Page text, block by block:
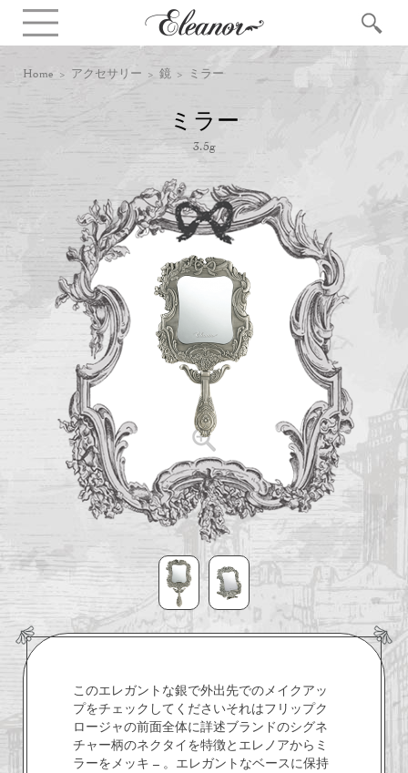
Home > アクセサリー > 鏡 > ミラー
ミラー
3.5g
このエレガントな銀で外出先でのメイクアッ
プをチェックしてくださいそれはフリップク
ロージャの前面全体に詳述ブランドのシグネ
チャー柄のネクタイを特徴とエレノアからミ
ラーをメッキ – 。エレガントなベースに保持